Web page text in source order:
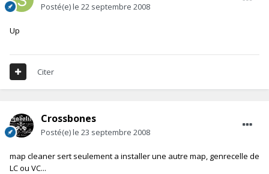
Posté(e)le 22 septembre 2008
Up
Citer
Crossbones
Posté(e)le 23 septembre 2008
map cleaner sert seulement a installer une autre map, genrecelle de
LC ou VC...